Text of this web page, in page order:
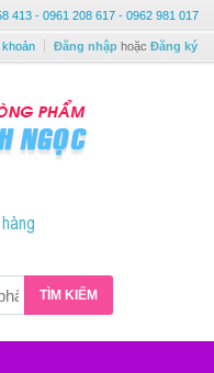
413 - 0961 208 617 - 0962 981 017
khoản Đăng nhập hoặc Đăng ký
TÌM KIẾM